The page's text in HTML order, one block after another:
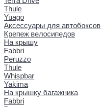
Thule
Yuago
Аксессуары для автобоксов
Крепеж велосипедов
На крышу
Fabbri
Peruzzo
Thule
Whispbar
Yakima
На крышку багажника
Fabbri